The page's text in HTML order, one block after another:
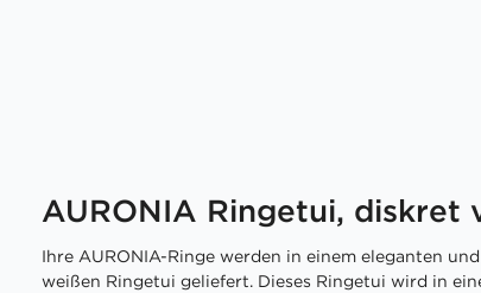
AURONIA Ringetui, diskret
Ihre AURONIA-Ringe werden in einem eleganten
weißen Ringetui geliefert. Dieses Ringetui wird in